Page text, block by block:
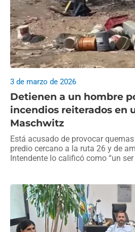
Detienen a un hombre
incendios reiterados en
Maschwitz
3 de marzo de 2026
Está acusado de provocar
predio cercano a la ruta 26 y de
Intendente lo calificó como “un